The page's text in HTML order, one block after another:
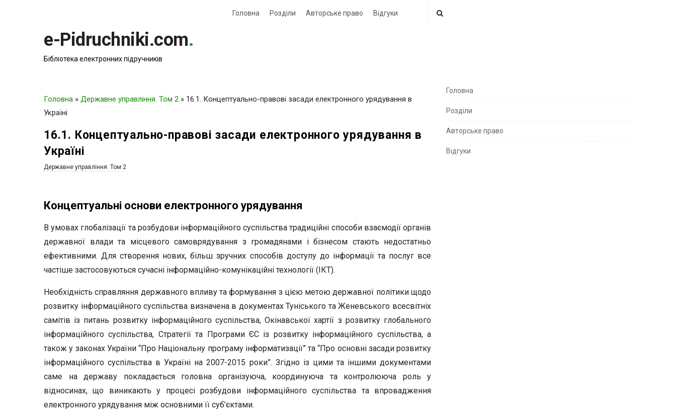
Головна Розділи Авторське право Відгуки
e-Pidruchniki.com.
Бібліотека електронних підручників
Головна » Державне управління. Том 2 » 16.1. Концептуально-правові засади електронного урядування в
Україні
16.1. Концептуально-правові засади електронного урядування в
Україні
Державне управління. Том 2
Концептуальні основи електронного урядування
В умовах глобалізації та розбудови інформаційного суспільства традиційні способи взаємодії органів
державної влади та місцевого самоврядування з громадянами і бізнесом стають недостатньо
ефективними. Для створення нових, більш зручних способів доступу до інформації та послуг все
частіше застосовуються сучасні інформаційно-комунікаційні технології (ІКТ).
Необхідність справляння державного впливу та формування з цією метою державної політики щодо
розвитку інформаційного суспільства визначена в документах Туніського та Женевського всесвітніх
самітів із питань розвитку інформаційного суспільства, Окінавської хартії з розвитку глобального
інформаційного суспільства, Стратегії та Програми ЄС із розвитку інформаційного суспільства, а
також у законах України “Про Національну програму інформатизації” та “Про основні засади розвитку
інформаційного суспільства в Україні на 2007-2015 роки”. Згідно із цими та іншими документами
саме на державу покладається головна організуюча, координуюча та контролююча роль у
відносинах, що виникають у процесі розбудови інформаційного суспільства та впровадження
електронного урядування між основними її суб’єктами.
S
e
S
Головна
Розділи
Авторське право
Відгуки